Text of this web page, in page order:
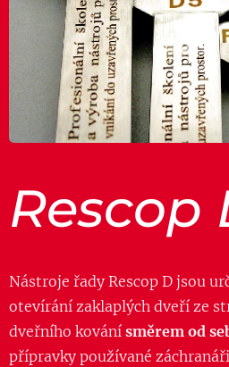
Rescop
Nástroje řady Rescop D jsou
otevírání zaklaplých dveří ze
dveřního kování směrem od
přípravky používané